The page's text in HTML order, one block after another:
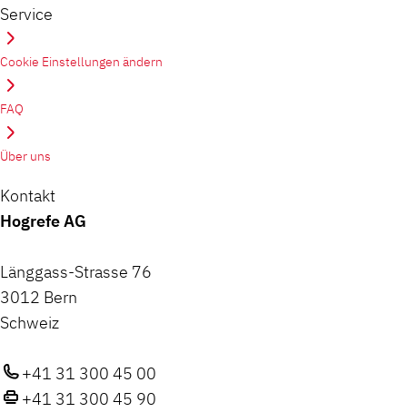
Service
Cookie Einstellungen ändern
FAQ
Über uns
Kontakt
Hogrefe AG
Länggass-Strasse 76
3012 Bern
Schweiz
+41 31 300 45 00
+41 31 300 45 90